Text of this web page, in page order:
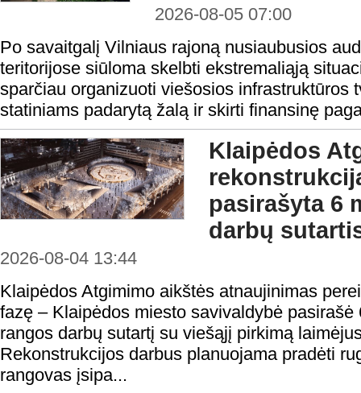
2026-08-05 07:00
Po savaitgalį Vilniaus rajoną nusiaubusios
teritorijose siūloma skelbti ekstremaliąją
sparčiau organizuoti viešosios infrastruktūros
statiniams padarytą žalą ir skirti finansinę
Klaipėdos
pasirašyta 6
darbų
2026-08-04 13:44
Klaipėdos Atgimimo aikštės atnaujinimas
fazę – Klaipėdos miesto savivaldybė
rangos darbų sutartį su viešąjį pirkimą
Rekonstrukcijos darbus planuojama pradėti
rangovas įsipa...